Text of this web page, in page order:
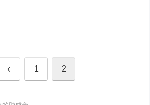
前 1 2